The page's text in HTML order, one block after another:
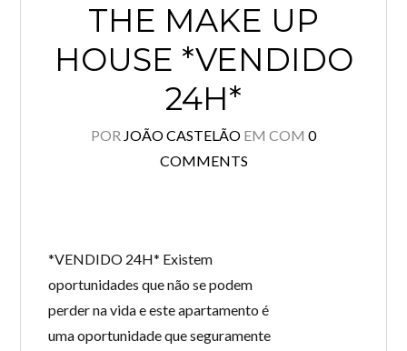
THE MAKE UP
HOUSE *VENDIDO
24H*
POR JOÃO CASTELÃO EM COM 0
COMMENTS
*VENDIDO 24H* Existem
oportunidades que não se podem
perder na vida e este apartamento é
uma oportunidade que seguramente